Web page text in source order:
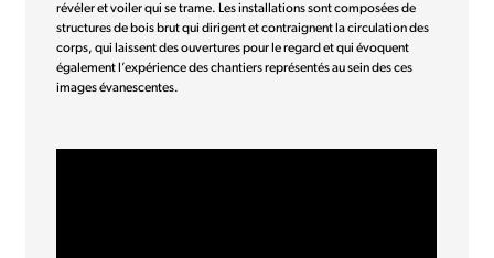
révéler et voiler qui se trame. Les installations sont composées de
structures de bois brut qui dirigent et contraignent la circulation des
corps, qui laissent des ouvertures pour le regard et qui évoquent
également l’expérience des chantiers représentés au sein des ces
images évanescentes.